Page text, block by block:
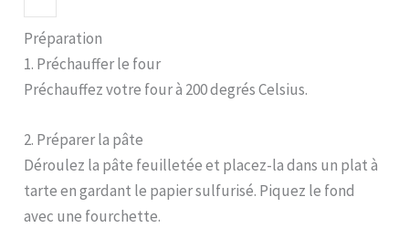
Préparation
1. Préchauffer le four
Préchauffez votre four à 200 degrés Celsius.
2. Préparer la pâte
Déroulez la pâte feuilletée et placez-la dans un plat à
tarte en gardant le papier sulfurisé. Piquez le fond
avec une fourchette.